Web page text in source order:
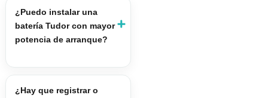
¿Puedo instalar una
batería Tudor con mayor
potencia de arranque?
¿Hay que registrar o